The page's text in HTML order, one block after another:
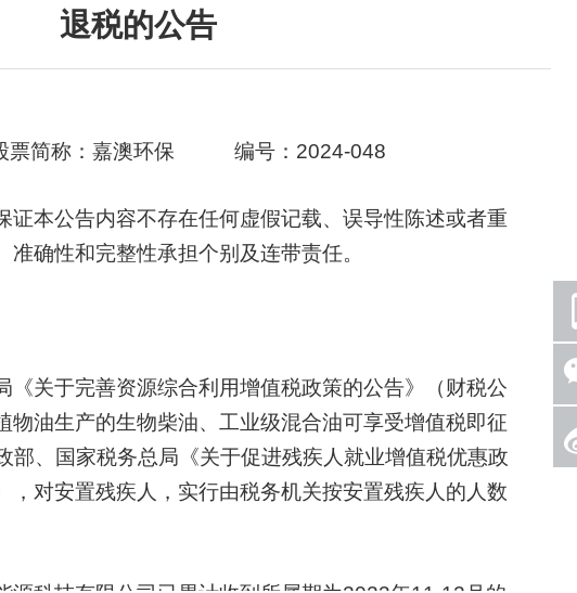
退税的公告
称：嘉澳环保 编号：2024-048
本公告内容不存在任何虚假记载、误导性陈述或者重
确性和完整性承担个别及连带责任。
关于完善资源综合利用增值税政策的公告》（财税公
物油生产的生物柴油、工业级混合油可享受增值税即征
部、国家税务总局《关于促进残疾人就业增值税优惠政
，对安置残疾人，实行由税务机关按安置残疾人的人数